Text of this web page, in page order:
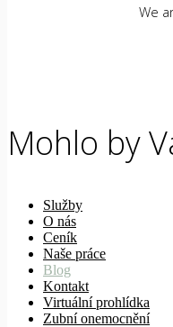
We
Mohlo by
Služby
O nás
Ceník
Naše práce
Blog
Kontakt
Virtuální prohlídka
Zubní onemocnění